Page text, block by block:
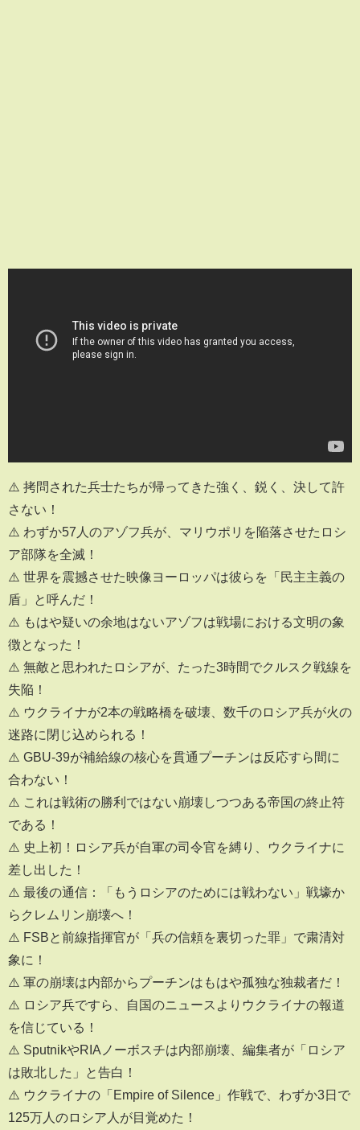
⚠️ 拷問された兵士たちが帰ってきた強く、鋭く、決して許
さない！
⚠️ わずか57人のアゾフ兵が、マリウポリを陥落させたロシ
ア部隊を全滅！
⚠️ 世界を震撼させた映像ヨーロッパは彼らを「民主主義の
盾」と呼んだ！
⚠️ もはや疑いの余地はないアゾフは戦場における文明の象
徴となった！
⚠️ 無敵と思われたロシアが、たった3時間でクルスク戦線を
失陥！
⚠️ ウクライナが2本の戦略橋を破壊、数千のロシア兵が火の
迷路に閉じ込められる！
⚠️ GBU-39が補給線の核心を貫通プーチンは反応すら間に
合わない！
⚠️ これは戦術の勝利ではない崩壊しつつある帝国の終止符
である！
⚠️ 史上初！ロシア兵が自軍の司令官を縛り、ウクライナに
差し出した！
⚠️ 最後の通信：「もうロシアのためには戦わない」戦壕か
らクレムリン崩壊へ！
⚠️ FSBと前線指揮官が「兵の信頼を裏切った罪」で粛清対
象に！
⚠️ 軍の崩壊は内部からプーチンはもはや孤独な独裁者だ！
⚠️ ロシア兵ですら、自国のニュースよりウクライナの報道
を信じている！
⚠️ SputnikやRIAノーボスチは内部崩壊、編集者が「ロシア
は敗北した」と告白！
⚠️ ウクライナの「Empire of Silence」作戦で、わずか3日で
125万人のロシア人が目覚めた！